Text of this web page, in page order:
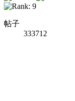
帖子
333712